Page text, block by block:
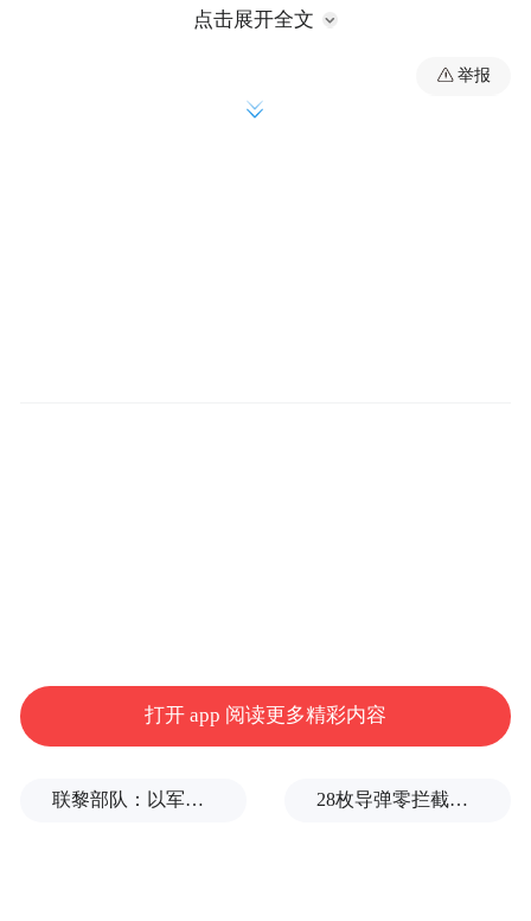
点击展开全文
举报
打开 app 阅读更多精彩内容
联黎部队：以军单日向黎发射113枚炮弹 28枚导弹零拦截！基辅防空失灵，西方靠不住了